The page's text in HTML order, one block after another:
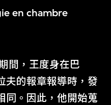
en chambre
間，王度身在巴
夫的報章報導時，發
同。因此，他開始蒐